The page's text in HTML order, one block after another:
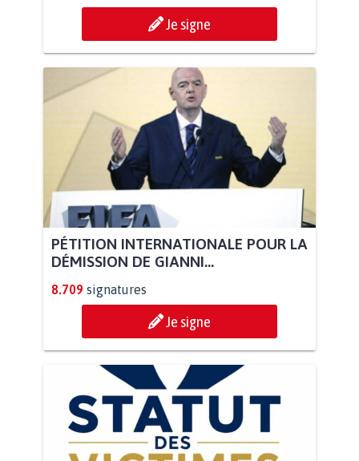
Je signe
PÉTITION INTERNATIONALE POUR LA
DÉMISSION DE GIANNI...
8.709 signatures
Je signe